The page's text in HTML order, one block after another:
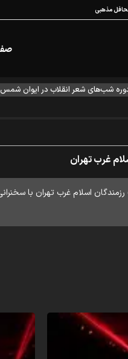
مذهبی
شب‌های شعر انقلاب در ایوان شمس
غرب تهران
رزمندگان اسلام غرب تهران با